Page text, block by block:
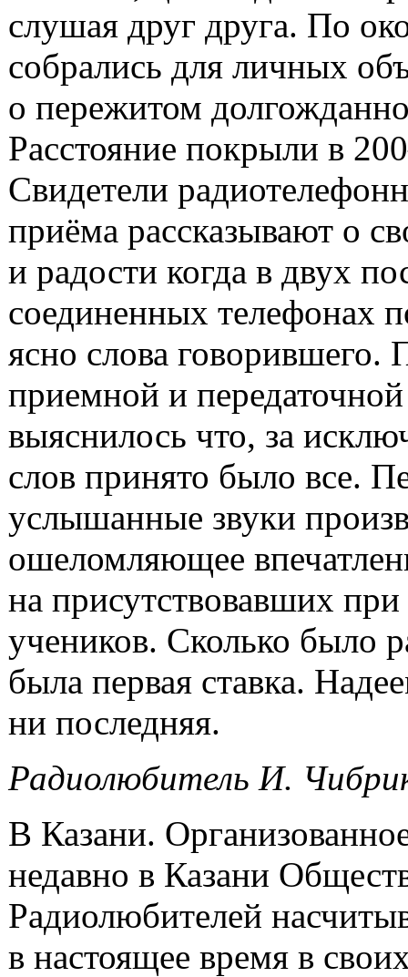
слушая друг друга. По
собрались для личных
о пережитом
Расстояние покрыли в
Свидетели
приёма рассказывают о
и радости когда в двух
соединенных телефонах
ясно слова говорившего.
приемной и
выяснилось что, за
слов принято было все.
услышанные звуки
ошеломляющее
на присутствовавших
учеников. Сколько было
была первая ставка.
ни последняя.
Радиолюбитель И.
В Казани.
недавно в Казани
Радиолюбителей
в настоящее время в